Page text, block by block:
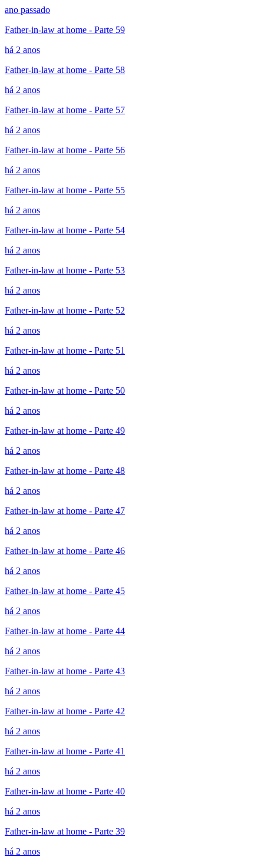
ano passado
Father-in-law at home - Parte 59
há 2 anos
Father-in-law at home - Parte 58
há 2 anos
Father-in-law at home - Parte 57
há 2 anos
Father-in-law at home - Parte 56
há 2 anos
Father-in-law at home - Parte 55
há 2 anos
Father-in-law at home - Parte 54
há 2 anos
Father-in-law at home - Parte 53
há 2 anos
Father-in-law at home - Parte 52
há 2 anos
Father-in-law at home - Parte 51
há 2 anos
Father-in-law at home - Parte 50
há 2 anos
Father-in-law at home - Parte 49
há 2 anos
Father-in-law at home - Parte 48
há 2 anos
Father-in-law at home - Parte 47
há 2 anos
Father-in-law at home - Parte 46
há 2 anos
Father-in-law at home - Parte 45
há 2 anos
Father-in-law at home - Parte 44
há 2 anos
Father-in-law at home - Parte 43
há 2 anos
Father-in-law at home - Parte 42
há 2 anos
Father-in-law at home - Parte 41
há 2 anos
Father-in-law at home - Parte 40
há 2 anos
Father-in-law at home - Parte 39
há 2 anos